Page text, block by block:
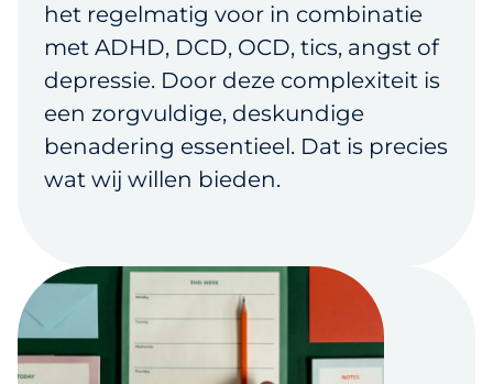
het regelmatig voor in combinatie
met ADHD, DCD, OCD, tics, angst of
depressie. Door deze complexiteit is
een zorgvuldige, deskundige
benadering essentieel. Dat is precies
wat wij willen bieden.